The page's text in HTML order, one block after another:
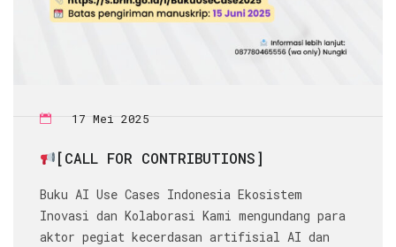
17 Mei 2025
[CALL FOR CONTRIBUTIONS]
Buku AI Use Cases Indonesia Ekosistem
Inovasi dan Kolaborasi Kami mengundang para
aktor pegiat kecerdasan artifisial AI dan